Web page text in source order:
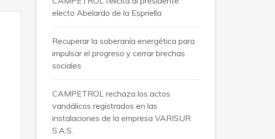
electo Abelardo de la Espriella
Recuperar la soberanía energética para
impulsar el progreso y cerrar brechas
sociales
CAMPETROL rechaza los actos
vandálicos registrados en las
instalaciones de la empresa VARISUR
S.A.S.